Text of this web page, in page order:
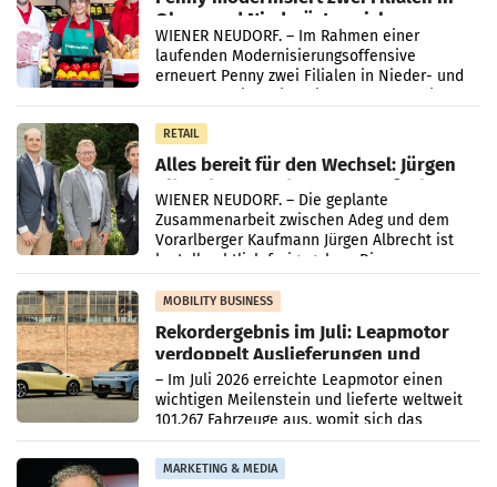
Ober- und Niederösterreich
WIENER NEUDORF. – Im Rahmen einer
laufenden Modernisierungsoffensive
erneuert Penny zwei Filialen in Nieder- und
RETAIL
Alles bereit für den Wechsel: Jürgen
Albrecht setzt ab 1.1.2027 auf Adeg
WIENER NEUDORF. – Die geplante
Zusammenarbeit zwischen Adeg und dem
Vorarlberger Kaufmann Jürgen Albrecht ist
kartellrechtlich freigegeben: Die
Bundeswettbewerbsbehörde und der
Bundeskartellanwalt
MOBILITY BUSINESS
Rekordergebnis im Juli: Leapmotor
verdoppelt Auslieferungen und
überschreitet die 100.000er-Marke
– Im Juli 2026 erreichte Leapmotor einen
wichtigen Meilenstein und lieferte weltweit
101.267 Fahrzeuge aus, womit sich das
Ergebnis gegenüber Juli 2025 mehr als
verdoppelte (+102
MARKETING & MEDIA